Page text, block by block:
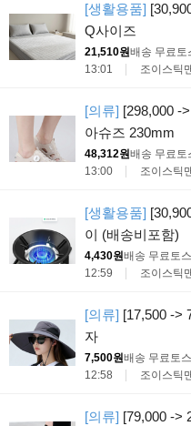
[생활용품]
Q사이즈
21,510원배송 무료토
13:01
조이스틱
[의류] [298,000 -
아슈즈 230mm
48,312원배송 무료토
13:00
조이스틱
[생활용품]
이 (배송비포함)
4,430원배송 무료토
12:59
조이스틱
[의류] [17,500 ->
자
7,500원배송 무료토
12:58
조이스틱
[의류] [79,000 ->